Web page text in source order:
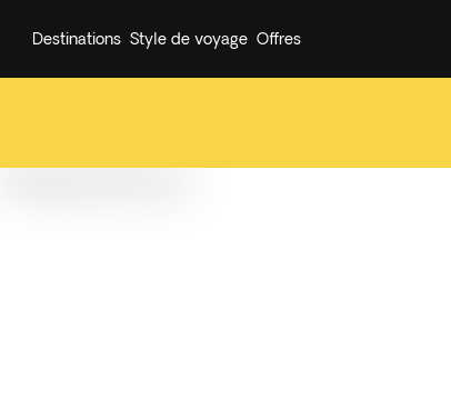
Destinations Style de voyage Offres